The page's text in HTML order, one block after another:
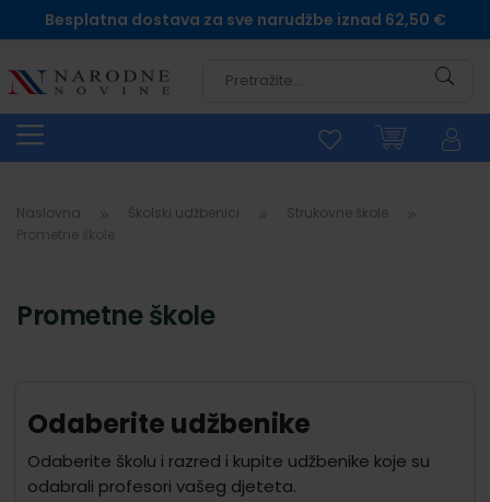
Besplatna dostava za sve narudžbe iznad 62,50 €
Naslovna Školski udžbenici
Strukovne škole
Prometne škole
Odaberite udžbenike
Odaberite školu i razred i kupite udžbenike koje su
odabrali profesori vašeg djeteta.